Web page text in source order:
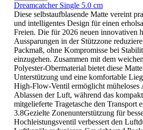
Dreamcatcher Single 5.0 cm
Diese selbstaufblasende Matte vereint
und intelligentes Design für einen
Freien. Die für 2026 neuen innovativen
Aussparungen in der Stützzone
Packmaß, ohne Kompromisse bei
einzugehen. Zusammen mit dem
Polyester-Obermaterial bietet diese
Unterstützung und eine komfortable
High-Flow-Ventil ermöglicht müheloses
Ablassen der Luft, während das
mitgelieferte Tragetasche den Transport
3.8Gezielte Zonenunterstützung für
Hochleistungsventil verbessert den